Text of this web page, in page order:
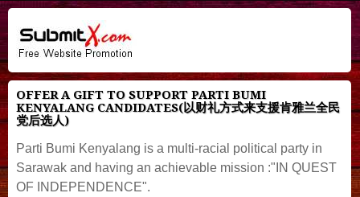
OFFER A GIFT TO SUPPORT PARTI BUMI
KENYALANG CANDIDATES(以财礼方式来支援肯雅兰全民
党后选人)
Parti Bumi Kenyalang is a multi-racial political party in
Sarawak and having an achievable mission :"IN QUEST
OF INDEPENDENCE".